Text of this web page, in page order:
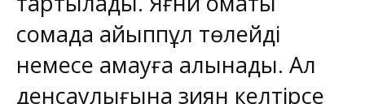
сомада айыппұл төлейді
немесе қамауға алынады. Ал
денсаулығына зиян келтірсе